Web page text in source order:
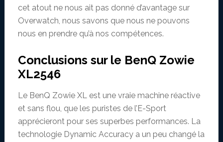
cet atout ne nous ait pas donné d’avantage sur
Overwatch, nous savons que nous ne pouvons
nous en prendre qu’à nos compétences.
Conclusions sur le BenQ Zowie
XL2546
Le BenQ Zowie XL est une vraie machine réactive
et sans flou, que les puristes de l’E-Sport
apprécieront pour ses superbes performances. La
technologie Dynamic Accuracy a un peu changé la